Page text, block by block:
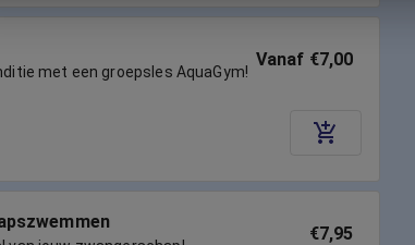
met een groepsles AquaGym!
Vanaf €7,00
€7,95